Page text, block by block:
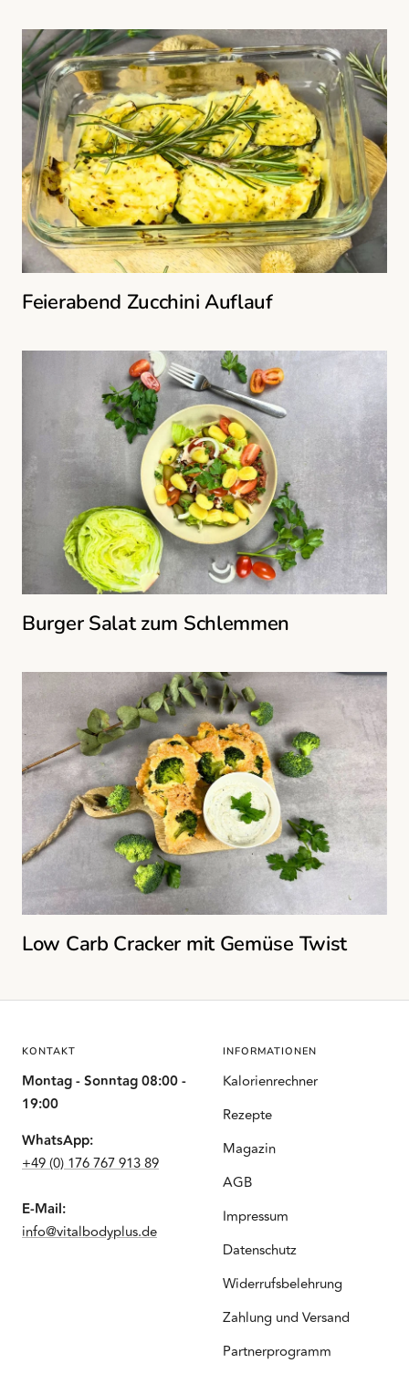
Feierabend Zucchini Auflauf
Burger Salat zum Schlemmen
Low Carb Cracker mit Gemüse Twist
KONTAKT
Montag - Sonntag 08:00 -
19:00
WhatsApp:
+49 (0) 176 767 913 89
E-Mail:
info@vitalbodyplus.de
INFORMATIONEN
Kalorienrechner
Rezepte
Magazin
AGB
Impressum
Datenschutz
Widerrufsbelehrung
Zahlung und Versand
Partnerprogramm